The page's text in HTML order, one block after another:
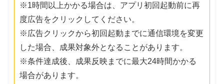
※1時間以上かかる場合は、アプリ初回起動前に再
度広告をクリックしてください。
※広告クリックから初回起動までに通信環境を変更
した場合、成果対象外となることがあります。
※条件達成後、成果反映までに最大24時間かかる
場合があります。